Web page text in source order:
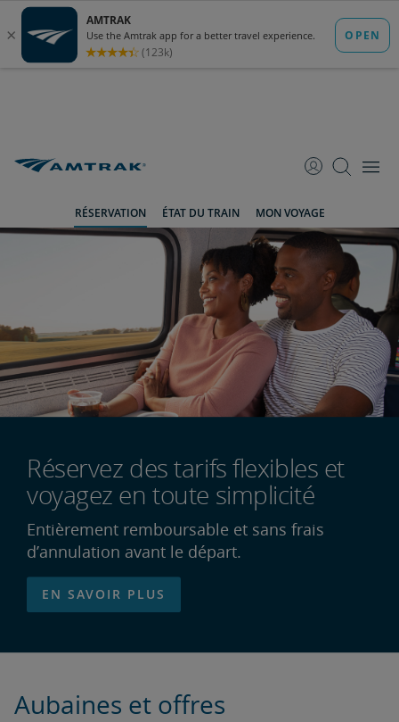
contenu
la
pied-
RÉSERVATION ÉTAT DU TRAIN MON VOYAGE
Réservez des tarifs flexibles et
voyagez en toute simplicité
Entièrement remboursable et sans frais
d’annulation avant le départ.
EN SAVOIR PLUS
Aubaines et offres